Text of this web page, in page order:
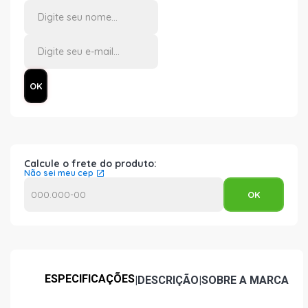
Calcule o frete do produto:
Não sei meu cep
ESPECIFICAÇÕES|DESCRIÇÃO|SOBRE A MARCA